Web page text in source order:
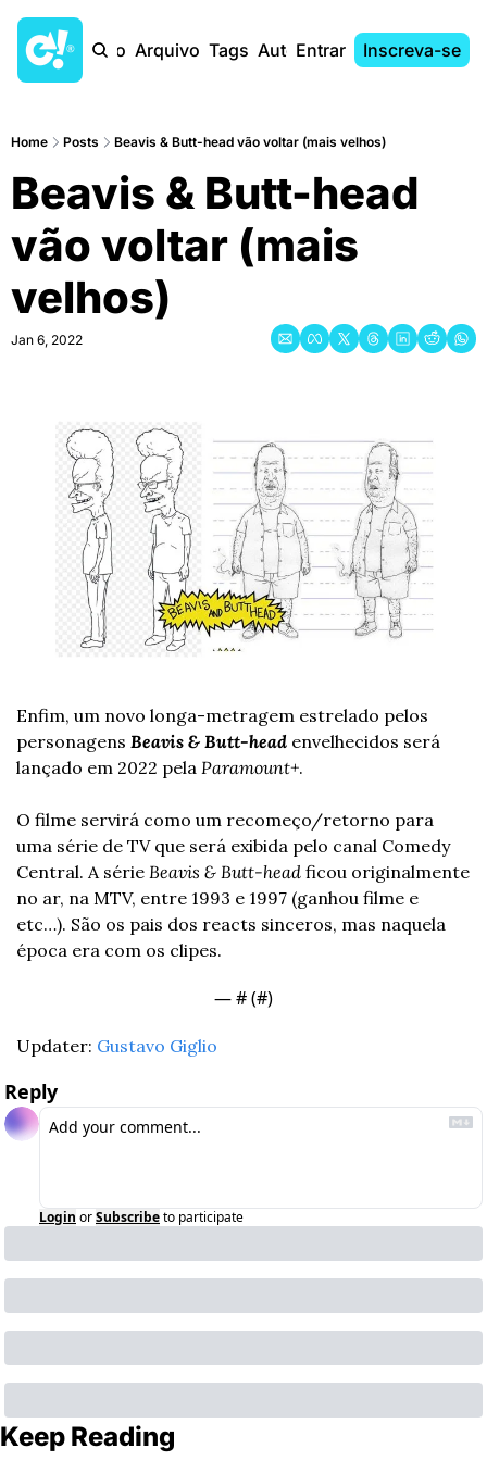
Início Arquivo Tags AutoresEntrar Inscreva-se
Home Posts Beavis & Butt-head vão voltar (mais velhos)
Beavis & Butt-head
vão voltar (mais
velhos)
Jan 6, 2022
Enfim, um novo longa-metragem estrelado pelos
personagens Beavis & Butt-head envelhecidos será
lançado em 2022 pela Paramount+.
O filme servirá como um recomeço/retorno para
uma série de TV que será exibida pelo canal Comedy
Central. A série Beavis & Butt-head ficou originalmente
no ar, na MTV, entre 1993 e 1997 (ganhou filme e
etc…). São os pais dos reacts sinceros, mas naquela
época era com os clipes.
— # (#)
Updater: Gustavo Giglio
Reply
Login orSubscribeto participate
Keep Reading